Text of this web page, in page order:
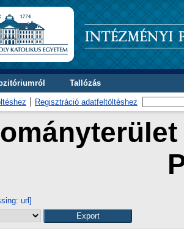
Tallózás
Regisztráció adatfeltöltéshez
url]